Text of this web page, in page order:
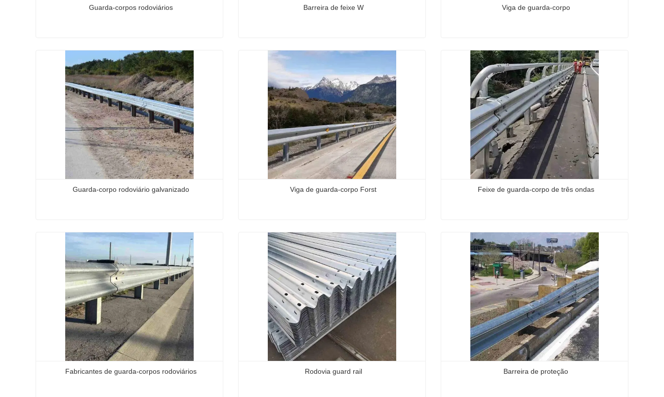
Guarda-corpos rodoviários
Guarda-corpos rodoviários
Contate agora
Barreira de feixe W
Barreira de feixe W
Contate agora
Viga de guarda-corpo
Viga de guarda-corpo
Contate agora
Guarda-corpo rodoviário galvanizado
Guarda-corpo rodoviário galvanizado
Contate agora
Viga de guarda-corpo Forst
Viga de guarda-corpo Forst
Contate agora
Feixe de guarda-corpo de três ondas
Feixe de guarda-corpo de três ondas
Contate agora
Fabricantes de guarda-corpos rodoviários Rodovia guard rail Barreira de proteção